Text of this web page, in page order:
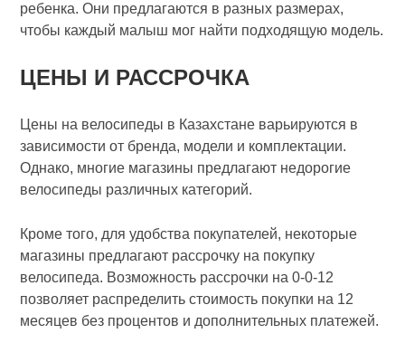
ребенка. Они предлагаются в разных размерах,
чтобы каждый малыш мог найти подходящую модель.
ЦЕНЫ И РАССРОЧКА
Цены на велосипеды в Казахстане варьируются в
зависимости от бренда, модели и комплектации.
Однако, многие магазины предлагают недорогие
велосипеды различных категорий.
Кроме того, для удобства покупателей, некоторые
магазины предлагают рассрочку на покупку
велосипеда. Возможность рассрочки на 0-0-12
позволяет распределить стоимость покупки на 12
месяцев без процентов и дополнительных платежей.